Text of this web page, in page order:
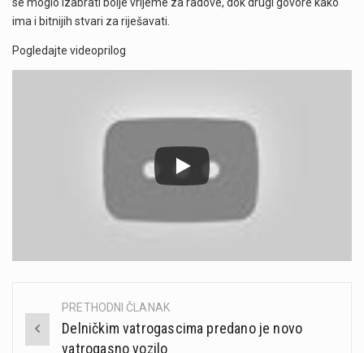
ima i bitnijih stvari za riješavati.
Pogledajte videoprilog
Post
navigation
PRETHODNI ČLANAK
Delničkim vatrogascima predano je novo
vatrogasno vozilo